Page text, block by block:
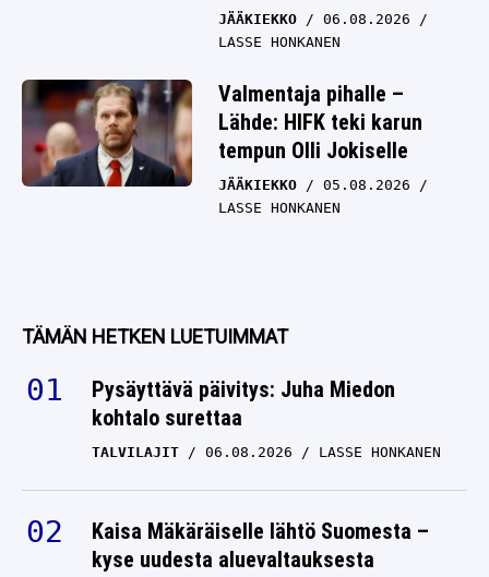
JÄÄKIEKKO
06.08.2026
LASSE HONKANEN
Valmentaja pihalle –
Lähde: HIFK teki karun
tempun Olli Jokiselle
JÄÄKIEKKO
05.08.2026
LASSE HONKANEN
TÄMÄN HETKEN LUETUIMMAT
Pysäyttävä päivitys: Juha Miedon
kohtalo surettaa
TALVILAJIT 06.08.2026 LASSE HONKANEN
Kaisa Mäkäräiselle lähtö Suomesta –
kyse uudesta aluevaltauksesta